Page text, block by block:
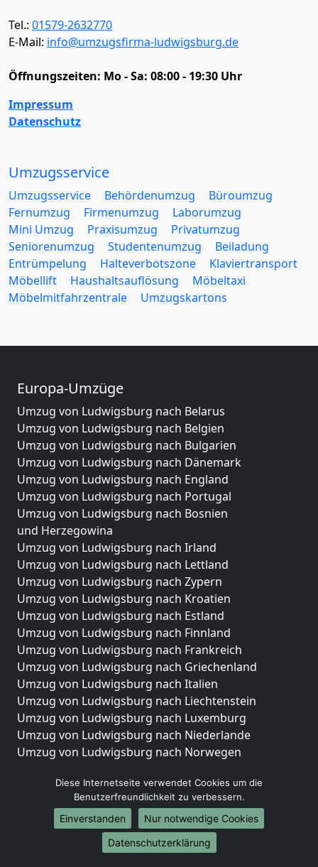
Tel.: 01579-2632770
E-Mail: info@umzugsfirma-ludwigsburg.de
Öffnungszeiten: Mo - Sa: 08:00 - 19:30 Uhr
Impressum
Datenschutz
Umzugsservice
Umzugsservice Behördenumzug
Büroumzug
Fernumzug
Firmenumzug
Laborumzug
Mini Umzug
Praxisumzug
Privatumzug
Seniorenumzug
Studentenumzug
Beiladung
Entrümpelung
Halteverbotszone
Klaviertransport
Möbellift
Haushaltsauflösung
Möbeltaxi
Möbelmitfahrzentrale
Umzugskartons
Europa-Umzüge
Umzug von Ludwigsburg nach Belarus
Umzug von Ludwigsburg nach Belgien
Umzug von Ludwigsburg nach Bulgarien
Umzug von Ludwigsburg nach Dänemark
Umzug von Ludwigsburg nach England
Umzug von Ludwigsburg nach Portugal
Umzug von Ludwigsburg nach Bosnien
und Herzegowina
Umzug von Ludwigsburg nach Irland
Umzug von Ludwigsburg nach Lettland
Umzug von Ludwigsburg nach Zypern
Umzug von Ludwigsburg nach Kroatien
Umzug von Ludwigsburg nach Estland
Umzug von Ludwigsburg nach Finnland
Umzug von Ludwigsburg nach Frankreich
Umzug von Ludwigsburg nach Griechenland
Umzug von Ludwigsburg nach Italien
Umzug von Ludwigsburg nach Liechtenstein
Umzug von Ludwigsburg nach Luxemburg
Umzug von Ludwigsburg nach Niederlande
Umzug von Ludwigsburg nach Norwegen
Umzüge-Deutschlandweit
Umzug von Ludwigsburg nach Berlin
Umzug von Ludwigsburg nach Hamburg
Umzug von Ludwigsburg nach München
Umzug von Ludwigsburg nach Köln
Diese Internetseite verwendet Cookies um die
Benutzerfreundlichkeit zu verbessern.
Einverstanden
Nur notwendige Cookies
Datenschutzerklärung